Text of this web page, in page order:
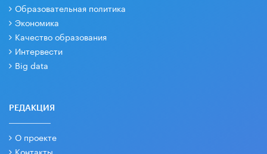
Образовательная политика
Экономика
Качество образования
Интервести
Big data
РЕДАКЦИЯ
О проекте
Контакты